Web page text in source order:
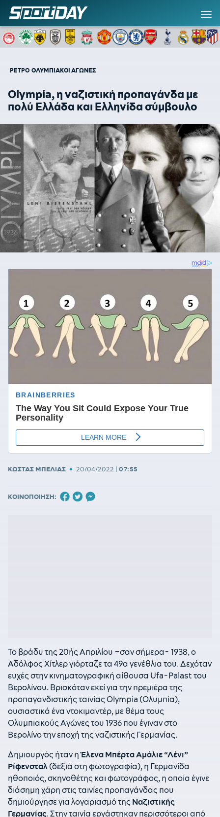
ΡΕΤΡΟ ΟΛΥΜΠΙΑΚΟΙ ΑΓΩΝΕΣ
Olympia, η ναζιστική προπαγάνδα με
πολύ Ελλάδα και Ελληνίδα σύμβουλο
ΚΩΣΤΑΣ ΜΠΕΛΙΑΣ • 20/04/2022 | 07:55
ΚΟΙΝΟΠΟΙΗΣΗ:
Το βράδυ της 20ής Απριλίου –σαν σήμερα- 1938, ο
Αδόλφος Χίτλερ γιόρταζε τα 49α γενέθλια του. Δεχόταν
ευχές στην κινηματογραφική αίθουσα Ufa-Palast του
Βερολίνου. Βρισκόταν εκεί για την πρεμιέρα της
προπαγανδιστικής ταινίας Olympia (Ολυμπία),
ουσιαστικά ένα ντοκιμαντέρ, με θέμα τους
Ολυμπιακούς Αγώνες του 1936 που έγιναν στο
Βερολίνο την εποχή της ναζιστικής Γερμανίας.
Δημιουργός ήταν ηΈλενα Μπέρτα Αμάλιε “Λένι”
Ρίφενσταλ (δεξιά στη φωτογραφία), η Γερμανίδα
ηθοποιός, σκηνοθέτης και φωτογράφος, η οποία έγινε
διάσημη χάρη στις ταινίες προπαγάνδας που
δημιούργησε για λογαριασμό της Ναζιστικής
Γερμανίας. Στην ταινία εργάστηκαν περισσότεροι από